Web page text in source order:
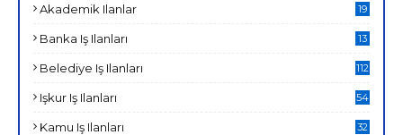
Akademik Ilanlar 19
Banka Iş Ilanları 13
Belediye Iş Ilanları 112
Işkur Iş Ilanları 54
Kamu Iş Ilanları 32